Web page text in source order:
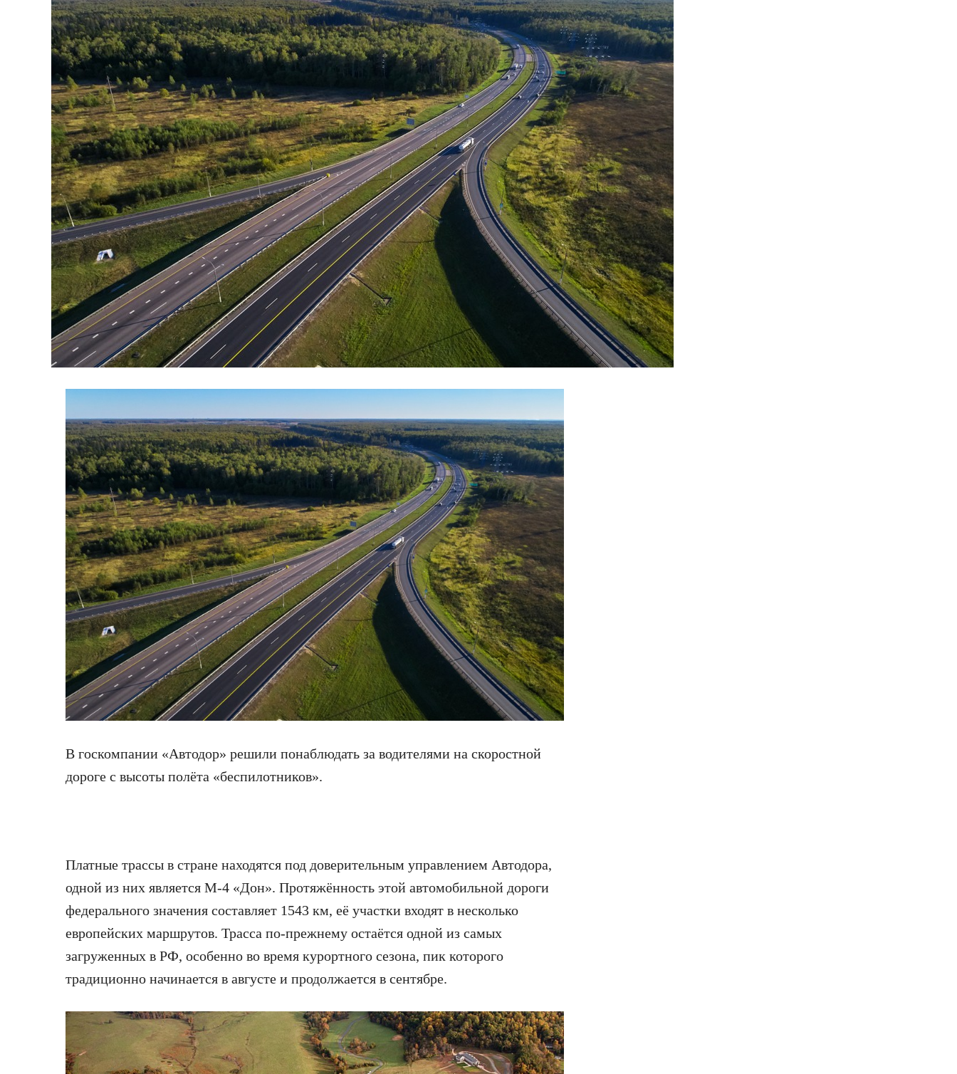
В госкомпании «Автодор» решили понаблюдать за водителями на скоростной
дороге с высоты полёта «беспилотников».
Платные трассы в стране находятся под доверительным управлением Автодора,
одной из них является М-4 «Дон». Протяжённость этой автомобильной дороги
федерального значения составляет 1543 км, её участки входят в несколько
европейских маршрутов. Трасса по-прежнему остаётся одной из самых
загруженных в РФ, особенно во время курортного сезона, пик которого
традиционно начинается в августе и продолжается в сентябре.